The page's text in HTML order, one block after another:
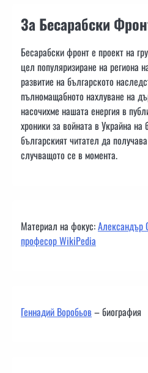
За Бесарабски
Бесарабски фронт е проект на
цел популяризиране на региона
развитие на българското
пълномащабното нахлуване на
насочихме нашата енергия в
хроники за войната в Украйна
българският читател да
случващото се в момента.
Материал на фокус:Александър
професор WikiPedia
Геннадий Воробьов– биография